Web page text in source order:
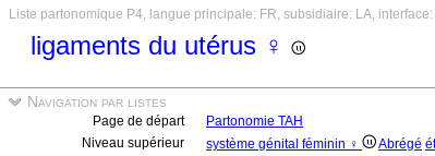
Liste partonomique P4, langue principale: FR, subsidiaire: LA,
ligaments du utérus ♀
Navigation par listes
Page de départ
Partonomie TAH
Niveau supérieur
système génital féminin ♀ Abrégé